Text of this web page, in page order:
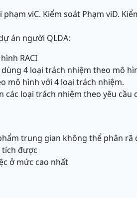
phạm viC. Kiểm soát Phạm viD.
án người QLDA:
RACI
4 loại trách nhiệm theo mô
mô hình với 4 loại trách nhiệm.
các loại trách nhiệm theo yêu cầu
trung gian không thể phân rã
tích được
ở mức cao nhất